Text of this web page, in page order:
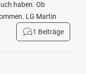
haben. Ob
LG Martin
1 Beiträge